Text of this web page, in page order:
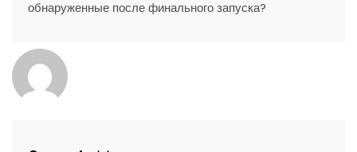
обнаруженные после финального запуска?